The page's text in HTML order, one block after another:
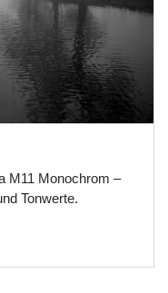
M11 Monochrom –
Tonwerte.